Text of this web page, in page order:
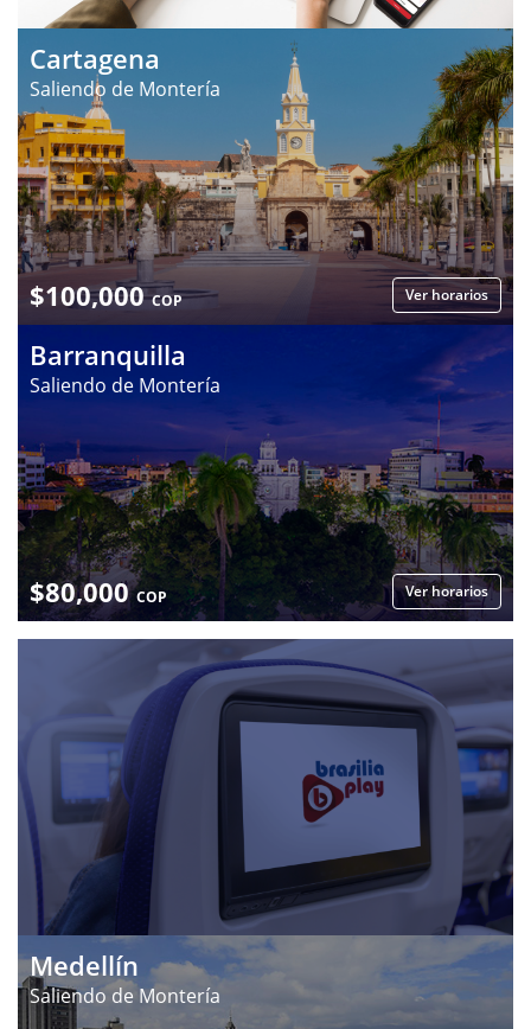
Cartagena
Saliendo de Montería
$100,000 COP Ver horarios
Barranquilla
Saliendo de Montería
$80,000 COP Ver horarios
Medellín
Saliendo de Montería